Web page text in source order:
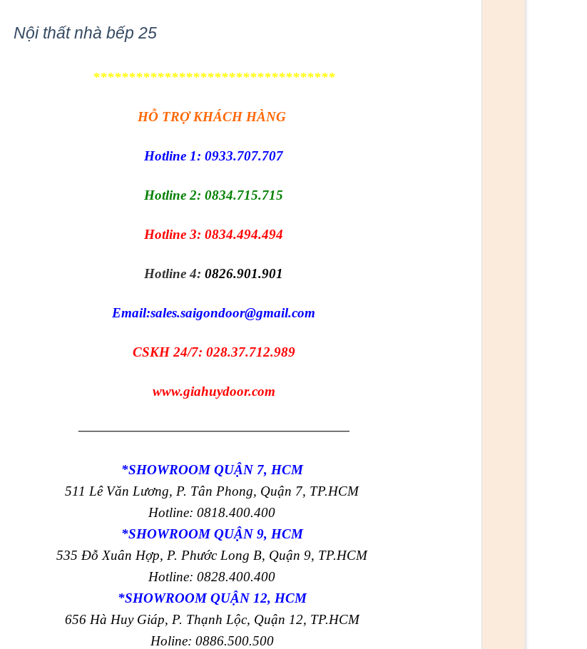
Nội thất nhà bếp 25
**********************************
HỖ TRỢ KHÁCH HÀNG
Hotline 1: 0933.707.707
Hotline 2: 0834.715.715
Hotline 3: 0834.494.494
Hotline 4:0826.901.901
Email:sales.saigondoor@gmail.com
CSKH 24/7: 028.37.712.989
www.giahuydoor.com
————————————————————
*SHOWROOM QUẬN 7, HCM
511 Lê Văn Lương, P. Tân Phong, Quận 7, TP.HCM
Hotline: 0818.400.400
*SHOWROOM QUẬN 9, HCM
535 Đỗ Xuân Hợp, P. Phước Long B, Quận 9, TP.HCM
Hotline: 0828.400.400
*SHOWROOM QUẬN 12, HCM
656 Hà Huy Giáp, P. Thạnh Lộc, Quận 12, TP.HCM
Holine: 0886.500.500